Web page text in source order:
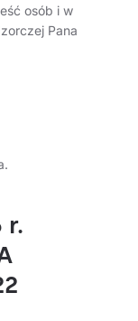
osób i w
Pana
r.